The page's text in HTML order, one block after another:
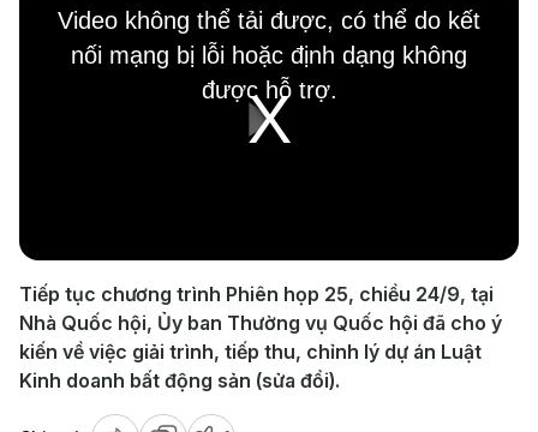
Play
Video
window.
Video không thể tải được, có thể do kết
nối mạng bị lỗi hoặc định dạng không
được hỗ trợ.
Tiếp tục chương trình Phiên họp 25, chiều 24/9, tại
Nhà Quốc hội, Ủy ban Thường vụ Quốc hội đã cho ý
kiến về việc giải trình, tiếp thu, chỉnh lý dự án Luật
Kinh doanh bất động sản (sửa đổi).